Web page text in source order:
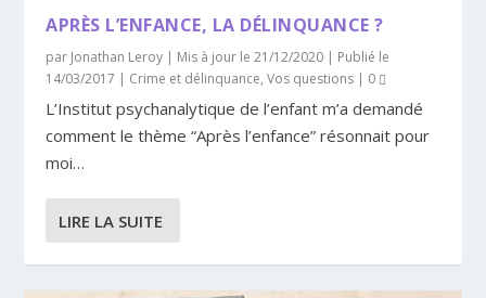
APRÈS L’ENFANCE, LA DÉLINQUANCE ?
par Jonathan Leroy | Mis à jour le 21/12/2020 | Publié le
14/03/2017 | Crime et délinquance,Vos questions | 0
L’Institut psychanalytique de l’enfant m’a demandé
comment le thème “Après l’enfance” résonnait pour
moi…
LIRE LA SUITE